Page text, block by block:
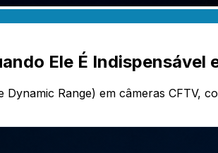
Ele É
Dynamic Range) em câmeras CFTV,